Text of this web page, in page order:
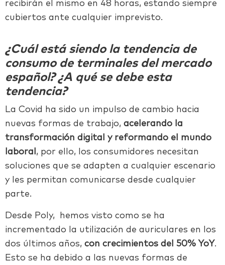
recibirán el mismo en 48 horas, estando siempre
cubiertos ante cualquier imprevisto.
¿Cuál está siendo la tendencia de
consumo de terminales del mercado
español? ¿A qué se debe esta
tendencia?
La Covid ha sido un impulso de cambio hacia
nuevas formas de trabajo, acelerando la
transformación digital y reformando el mundo
laboral , por ello, los consumidores necesitan
soluciones que se adapten a cualquier escenario
y les permitan comunicarse desde cualquier
parte.
Desde Poly, hemos visto como se ha
incrementado la utilización de auriculares en los
dos últimos años, con crecimientos del 50% YoY.
Esto se ha debido a las nuevas formas de